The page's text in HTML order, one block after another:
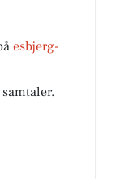
esbjerg-